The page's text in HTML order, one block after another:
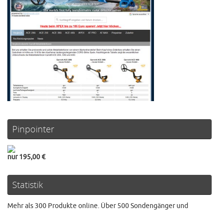
Pinpointer
nur 195,00 €
Statistik
Mehr als 300 Produkte online. Über 500 Sondengänger und